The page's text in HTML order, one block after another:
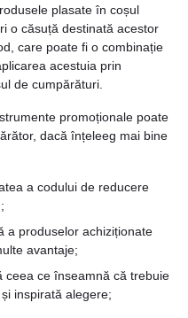
plasate în coșul
o căsuță destinată acestor
care poate fi o combinație
acestuia prin
de cumpărături.
promoționale poate
dacă înțeleeg mai bine
a codului de reducere
a produselor achiziționate
avantaje;
ceea ce înseamnă că trebuie
inspirată alegere;